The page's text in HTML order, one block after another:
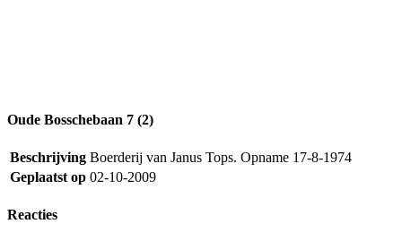
Oude Bosschebaan 7 (2)
Beschrijving Boerderij van Janus Tops. Opname 17-8-1974
Geplaatst op 02-10-2009
Reacties